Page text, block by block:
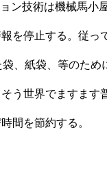
ン技術は機械馬小
を停止する。従っ
、紙袋、等のた
う世界でますます
間を節約する。